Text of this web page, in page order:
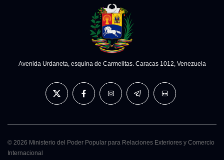
Avenida Urdaneta, esquina de Carmelitas. Caracas 1012, Venezuela
© 2026 Ministerio del Poder Popular para Relaciones Exteriores y Comercio
Internacional